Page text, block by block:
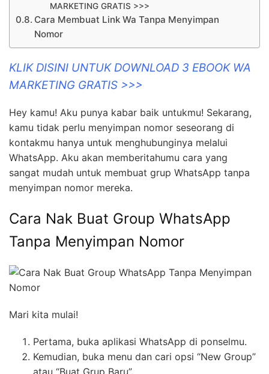
MARKETING GRATIS >>>
Cara Membuat Link Wa Tanpa Menyimpan
Nomor
KLIK DISINI UNTUK DOWNLOAD 3 EBOOK WA
MARKETING GRATIS >>>
Hey kamu! Aku punya kabar baik untukmu! Sekarang,
kamu tidak perlu menyimpan nomor seseorang di
kontakmu hanya untuk menghubunginya melalui
WhatsApp. Aku akan memberitahumu cara yang
sangat mudah untuk membuat grup WhatsApp tanpa
menyimpan nomor mereka.
Cara Nak Buat Group WhatsApp
Tanpa Menyimpan Nomor
Mari kita mulai!
Pertama, buka aplikasi WhatsApp di ponselmu.
Kemudian, buka menu dan cari opsi “New Group”
atau “Buat Grup Baru”.